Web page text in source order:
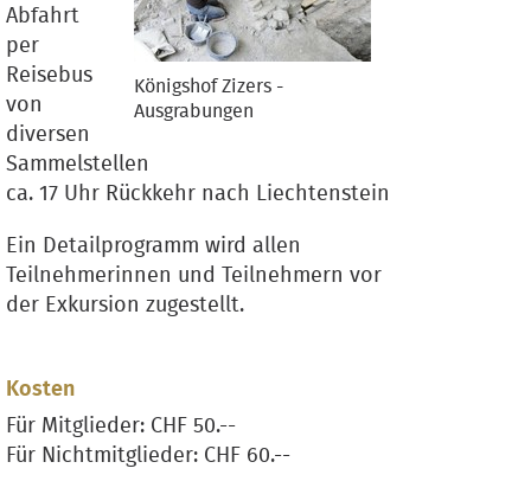
Königshof Zizers -
Ausgrabungen
Abfahrt
per
Reisebus
von
diversen
Sammelstellen
ca. 17 Uhr Rückkehr nach Liechtenstein
Ein Detailprogramm wird allen
Teilnehmerinnen und Teilnehmern vor
der Exkursion zugestellt.
Kosten
Für Mitglieder: CHF 50.--
Für Nichtmitglieder: CHF 60.--